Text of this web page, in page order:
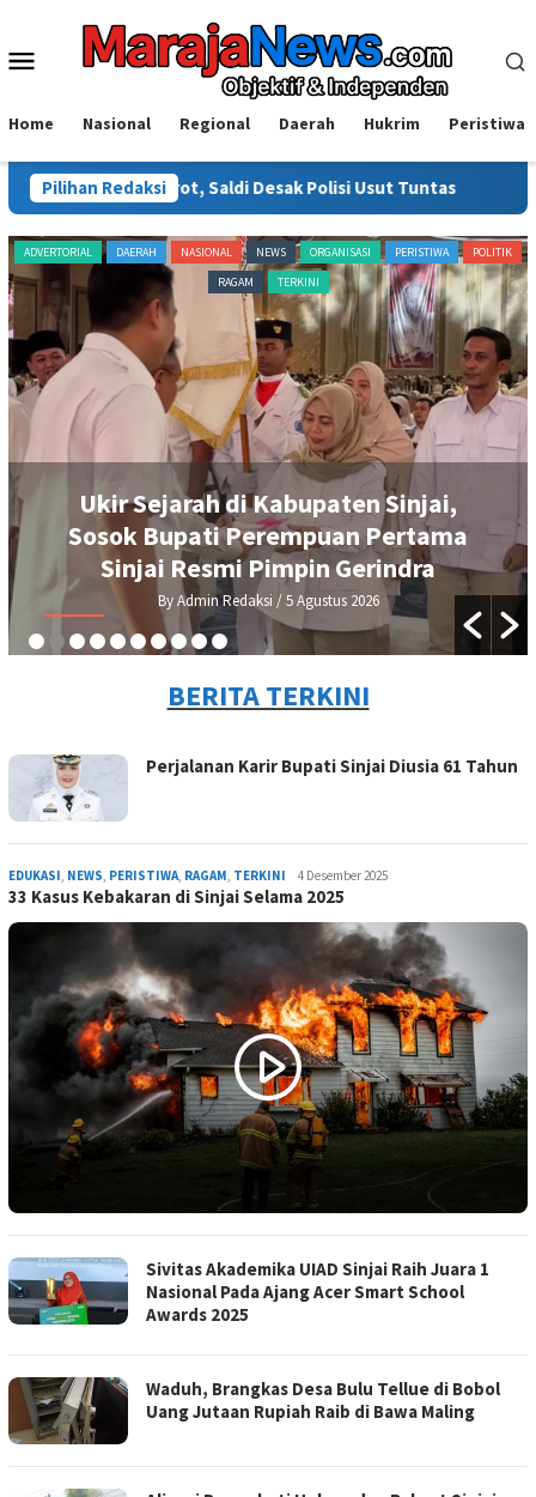
konten
Menu
Home Nasional Regional Daerah Hukrim Peristiwa
Pilihan Redaksi
Disorot, Saldi Desak Polisi Usut Tuntas Warga Sinjai
ADVERTORIAL DAERAH NASIONAL NEWS ORGANISASI PERISTIWA
POLITIK
RAGAM
TERKINI
Ukir Sejarah di Kabupaten Sinjai,
Sosok Bupati Perempuan Pertama
Sinjai Resmi Pimpin Gerindra
By Admin Redaksi / 5 Agustus 2026
BERITA TERKINI
MARAJA
NEWS
Perjalanan Karir Bupati Sinjai Diusia 61 Tahun
EDUKASI, NEWS, PERISTIWA, RAGAM, TERKINI Admin
Redaksi
4 Desember 2025
33 Kasus Kebakaran di Sinjai Selama 2025
Sivitas Akademika UIAD Sinjai Raih Juara 1
Nasional Pada Ajang Acer Smart School
Awards 2025
Waduh, Brangkas Desa Bulu Tellue di Bobol
Uang Jutaan Rupiah Raib di Bawa Maling